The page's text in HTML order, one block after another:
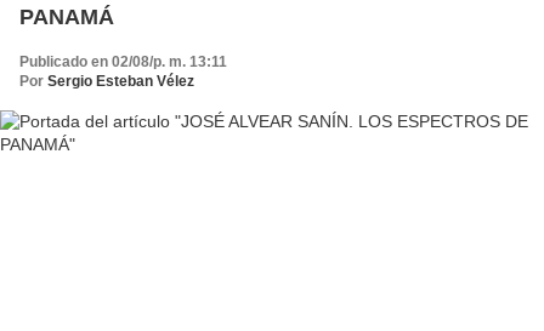
PANAMÁ
Publicado en 02/08/p. m. 13:11
Por Sergio Esteban Vélez